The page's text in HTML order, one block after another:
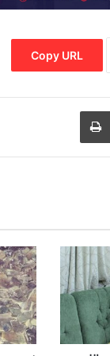
Copy URL
Share
Print